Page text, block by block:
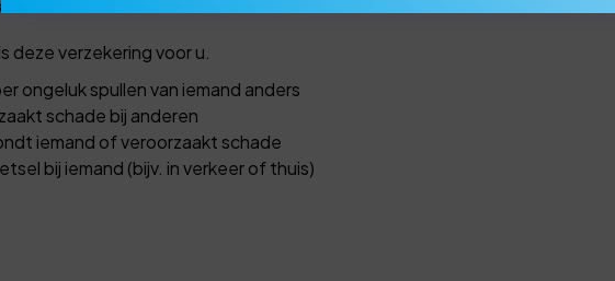
deze verzekering voor u.
ongeluk spullen van iemand anders
schade bij anderen
iemand of veroorzaakt schade
bij iemand (bijv. in verkeer of thuis)